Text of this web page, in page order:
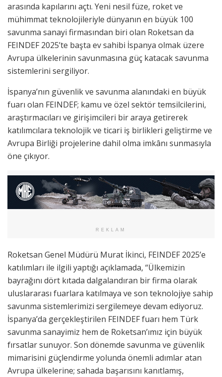
arasında kapılarını açtı. Yeni nesil füze, roket ve
mühimmat teknolojileriyle dünyanın en büyük 100
savunma sanayi firmasından biri olan Roketsan da
FEINDEF 2025’te başta ev sahibi İspanya olmak üzere
Avrupa ülkelerinin savunmasına güç katacak savunma
sistemlerini sergiliyor.
İspanya’nın güvenlik ve savunma alanındaki en büyük
fuarı olan FEINDEF; kamu ve özel sektör temsilcilerini,
araştırmacıları ve girişimcileri bir araya getirerek
katılımcılara teknolojik ve ticari iş birlikleri geliştirme ve
Avrupa Birliği projelerine dahil olma imkânı sunmasıyla
öne çıkıyor.
REKLAM
Roketsan Genel Müdürü Murat İkinci, FEINDEF 2025’e
katılımları ile ilgili yaptığı açıklamada, “Ülkemizin
bayrağını dört kıtada dalgalandıran bir firma olarak
uluslararası fuarlara katılmaya ve son teknolojiye sahip
savunma sistemlerimizi sergilemeye devam ediyoruz.
İspanya’da gerçekleştirilen FEINDEF fuarı hem Türk
savunma sanayimiz hem de Roketsan’ımız için büyük
fırsatlar sunuyor. Son dönemde savunma ve güvenlik
mimarisini güçlendirme yolunda önemli adımlar atan
Avrupa ülkelerine; sahada başarısını kanıtlamış,